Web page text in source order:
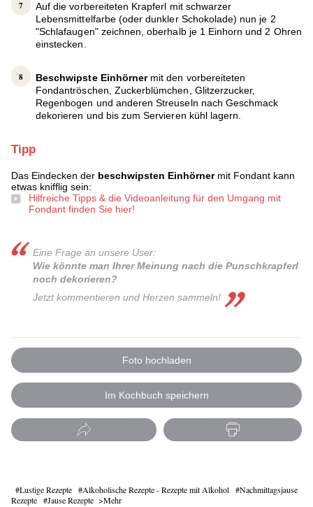
Auf die vorbereiteten Krapferl mit schwarzer
Lebensmittelfarbe (oder dunkler Schokolade) nun je 2
"Schlafaugen" zeichnen, oberhalb je 1 Einhorn und 2 Ohren
einstecken.
Beschwipste Einhörnermit den vorbereiteten
Fondantröschen, Zuckerblümchen, Glitzerzucker,
Regenbogen und anderen Streuseln nach Geschmack
dekorieren und bis zum Servieren kühl lagern.
Tipp
Das Eindecken der beschwipsten Einhörner mit Fondant kann
etwas knifflig sein:
Hilfreiche Tipps & die Videoanleitung für den Umgang mit
Fondant finden Sie hier!
Eine Frage an unsere User:
Wie könnte man Ihrer Meinung nach die Punschkrapferl
noch dekorieren?
Jetzt kommentieren und Herzen sammeln!
Foto hochladen
Im Kochbuch speichern
Lustige Rezepte Alkoholische Rezepte - Rezepte mit Alkohol
Nachmittagsjause
Rezepte
Jause Rezepte Mehr